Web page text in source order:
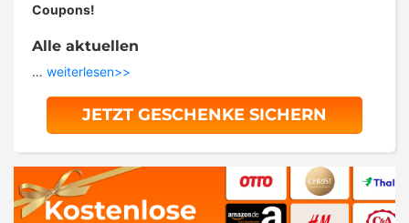
Coupons!
Alle aktuellen
… weiterlesen>>
JETZT GESCHENKE SICHERN